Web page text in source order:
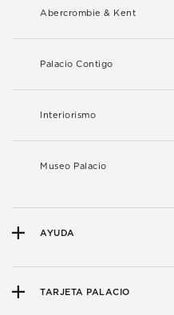
Abercrombie & Kent
Palacio Contigo
Interiorismo
Museo Palacio
AYUDA
TARJETA PALACIO